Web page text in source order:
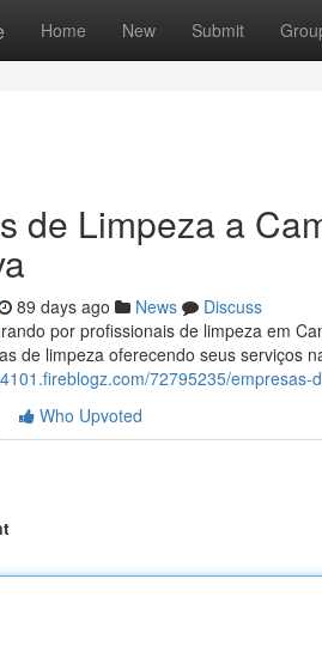
Home New Submit
de Limpeza a
89 days ago News
Discuss
por profissionais de limpeza em
de limpeza oferecendo seus serviços
72795235/
Who Upvoted